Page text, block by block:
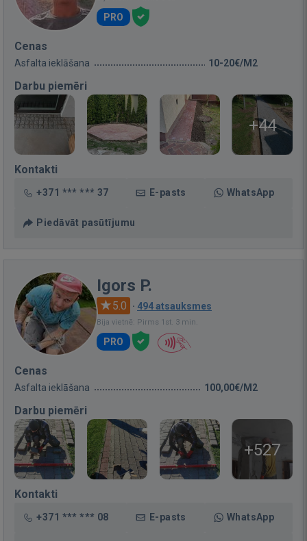
PRO
Cenas
Asfalta ieklāšana 10-20€/M2
Darbu piemēri
+44
Kontakti
+371 *** *** 37 E-pasts WhatsApp
Piedāvāt pasūtījumu
Igors P.
5.0 · 494 atsauksmes
Bija vietnē: Pirms 1st. 3 min.
PRO
Cenas
Asfalta ieklāšana 100,00€/M2
Darbu piemēri
+527
Kontakti
+371 *** *** 08 E-pasts WhatsApp